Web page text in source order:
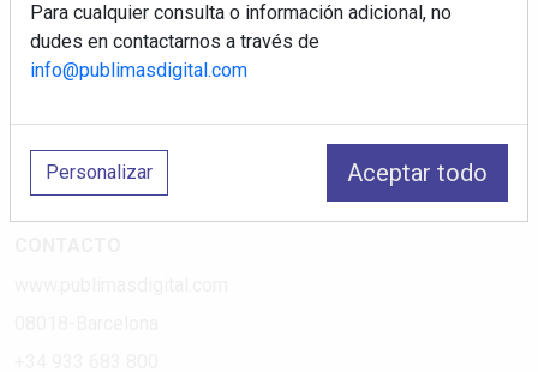
Política de Privacidad
Política de Cookies
Aviso Legal
¿Quiénes somos?
Para cualquier consulta o información adicional, no
dudes en contactarnos a través de
info@publimasdigital.com
Personalizar Aceptar todo